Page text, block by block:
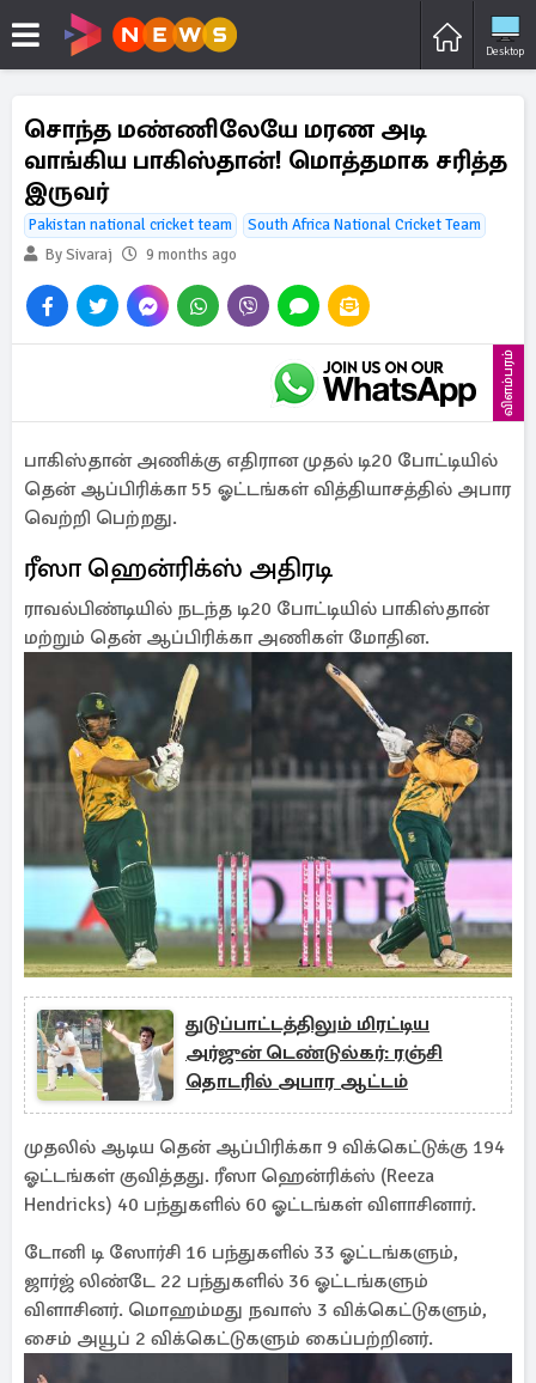
Desktop
சொந்த மண்ணிலேயே மரண அடி
வாங்கிய பாகிஸ்தான்! மொத்தமாக சரித்த
இருவர்
Pakistan national cricket team
South Africa National Cricket Team
By Sivaraj
9 months ago
விளம்பரம்
பாகிஸ்தான் அணிக்கு எதிரான முதல் டி20 போட்டியில்
தென் ஆப்பிரிக்கா 55 ஓட்டங்கள் வித்தியாசத்தில் அபார
வெற்றி பெற்றது.
ரீஸா ஹென்ரிக்ஸ் அதிரடி
ராவல்பிண்டியில் நடந்த டி20 போட்டியில் பாகிஸ்தான்
மற்றும் தென் ஆப்பிரிக்கா அணிகள் மோதின.
துடுப்பாட்டத்திலும் மிரட்டிய
அர்ஜுன் டெண்டுல்கர்: ரஞ்சி
தொடரில் அபார ஆட்டம்
முதலில் ஆடிய தென் ஆப்பிரிக்கா 9 விக்கெட்டுக்கு 194
ஓட்டங்கள் குவித்தது. ரீஸா ஹென்ரிக்ஸ் (Reeza
Hendricks) 40 பந்துகளில் 60 ஓட்டங்கள் விளாசினார்.
டோனி டி ஸோர்சி 16 பந்துகளில் 33 ஓட்டங்களும்,
ஜார்ஜ் லிண்டே 22 பந்துகளில் 36 ஓட்டங்களும்
விளாசினர். மொஹம்மது நவாஸ் 3 விக்கெட்டுகளும்,
சைம் அயூப் 2 விக்கெட்டுகளும் கைப்பற்றினர்.